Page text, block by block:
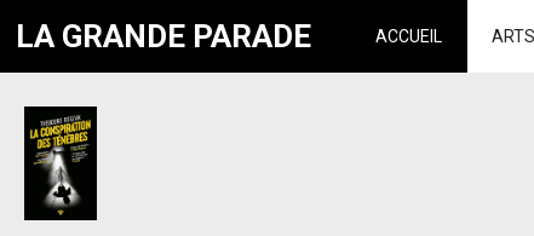
LA GRANDE PARADE ACCUEIL